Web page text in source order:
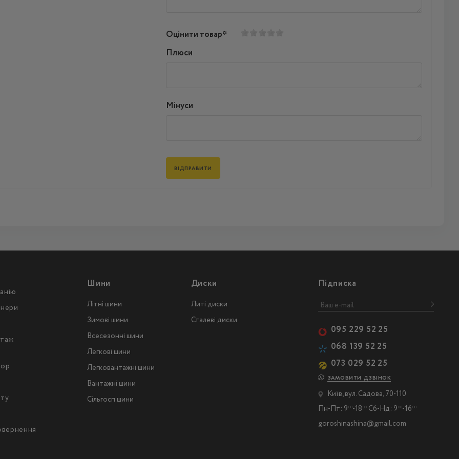
Оцінити товар*
Плюси
Мінуси
Шини
Літні шини
Зимові шини
Всесезонні шини
Легкові шини
Легковантажнi шини
Вантажнi шини
Сільгосп шини
Диски
Литі диски
Сталеві диски
Підписка
095 229 52 25
068 139 52 25
073 029 52 25
ЗАМОВИТИ ДЗВІНОК
Київ, вул. Садова, 70-110
Пн-Пт: 9 00-18 00Сб-Нд: 9 00-16 00
goroshinashina@gmail.com